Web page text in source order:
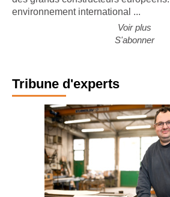
environnement international ...
Voir plus
S'abonner
Tribune d'experts